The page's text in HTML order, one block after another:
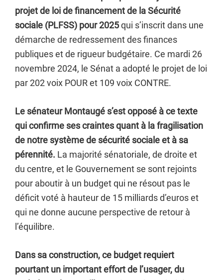
projet de loi de financement de la Sécurité
sociale (PLFSS) pour 2025qui s’inscrit dans une
démarche de redressement des finances
publiques et de rigueur budgétaire. Ce mardi 26
novembre 2024, le Sénat a adopté le projet de loi
par 202 voix POUR et 109 voix CONTRE.
Le sénateur Montaugé s’est opposé à ce texte
qui confirme ses craintes quant à la fragilisation
de notre système de sécurité sociale et à sa
pérennité. La majorité sénatoriale, de droite et
du centre, et le Gouvernement se sont rejoints
pour aboutir à un budget qui ne résout pas le
déficit voté à hauteur de 15 milliards d’euros et
qui ne donne aucune perspective de retour à
l’équilibre.
Dans sa construction, ce budget requiert
pourtant un important effort de l’usager, du